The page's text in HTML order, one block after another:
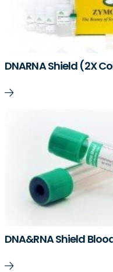
DNARNA Shield (2X
DNA&RNA Shield